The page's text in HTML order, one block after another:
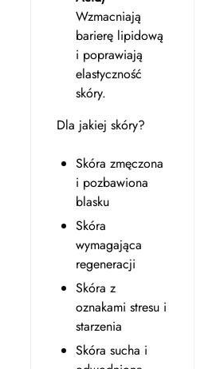
Wzmacniają
barierę lipidową
i poprawiają
elastyczność
skóry.
Dla jakiej skóry?
Skóra zmęczona
i pozbawiona
blasku
Skóra
wymagająca
regeneracji
Skóra z
oznakami stresu i
starzenia
Skóra sucha i